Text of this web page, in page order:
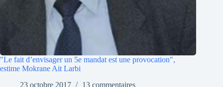
"Le fait d’envisager un 5e mandat est une provocation",
estime Mokrane Ait Larbi
23 octobre 2017
13 commentaires